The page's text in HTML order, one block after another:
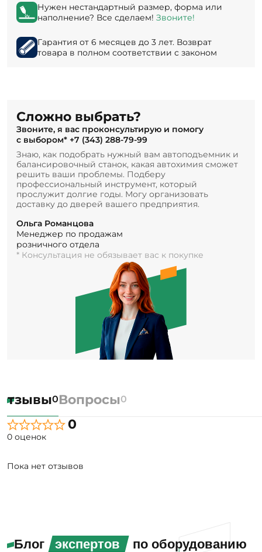
Нужен нестандартный размер, форма или
наполнение? Все сделаем! Звоните!
Гарантия от 6 месяцев до 3 лет. Возврат
товара в полном соответствии с законом
Сложно выбрать?
Звоните, я вас проконсультирую и помогу
с выбором* +7 (343) 288-79-99
Знаю, как подобрать нужный вам автоподъемник и
балансировочный станок, какая автохимия сможет
решить ваши проблемы. Подберу
профессиональный инструмент, который
прослужит долгие годы. Могу организовать
доставку до дверей вашего предприятия.
Ольга Романцова
Менеджер по продажам
розничного отдела
* Консультация не обязывает вас к покупке
0Вопросы0
0
0 оценок
Пока нет отзывов
Блог экспертов
по оборудованию